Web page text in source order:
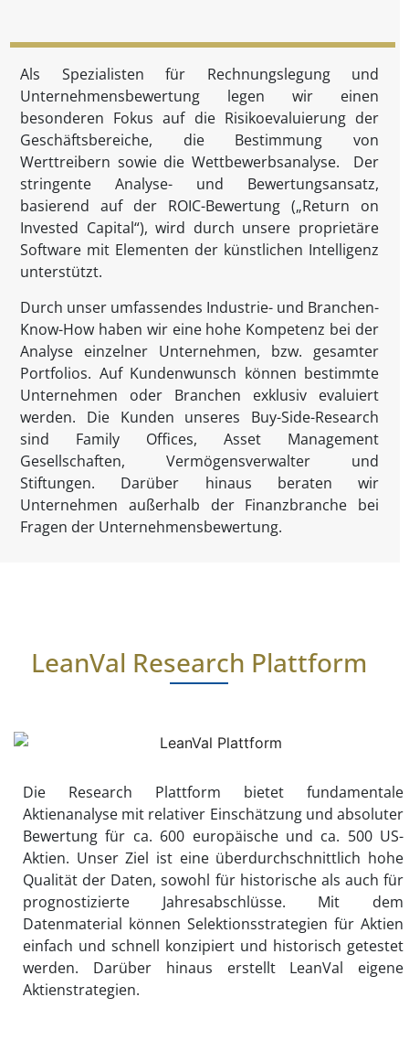
Als Spezialisten für Rechnungslegung und
Unternehmensbewertung legen wir einen
besonderen Fokus auf die Risikoevaluierung der
Geschäftsbereiche, die Bestimmung von
Werttreibern sowie die Wettbewerbsanalyse. Der
stringente Analyse- und Bewertungsansatz,
basierend auf der ROIC-Bewertung („Return on
Invested Capital“), wird durch unsere proprietäre
Software mit Elementen der künstlichen Intelligenz
unterstützt.
Durch unser umfassendes Industrie- und Branchen-
Know-How haben wir eine hohe Kompetenz bei der
Analyse einzelner Unternehmen, bzw. gesamter
Portfolios. Auf Kundenwunsch können bestimmte
Unternehmen oder Branchen exklusiv evaluiert
werden. Die Kunden unseres Buy-Side-Research
sind Family Offices, Asset Management
Gesellschaften, Vermögensverwalter und
Stiftungen. Darüber hinaus beraten wir
Unternehmen außerhalb der Finanzbranche bei
Fragen der Unternehmensbewertung.
LeanVal Research Plattform
Die Research Plattform bietet fundamentale
Aktienanalyse mit relativer Einschätzung und absoluter
Bewertung für ca. 600 europäische und ca. 500 US-
Aktien. Unser Ziel ist eine überdurchschnittlich hohe
Qualität der Daten, sowohl für historische als auch für
prognostizierte Jahresabschlüsse. Mit dem
Datenmaterial können Selektionsstrategien für Aktien
einfach und schnell konzipiert und historisch getestet
werden. Darüber hinaus erstellt LeanVal eigene
Aktienstrategien.